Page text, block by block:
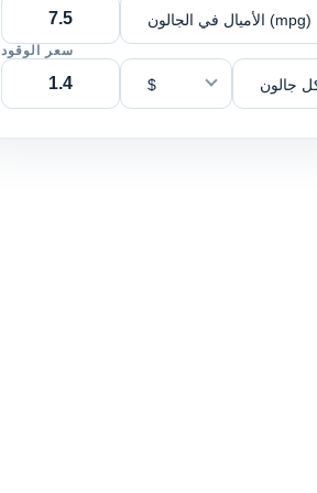
الأميال في الجالون (mpg)
سعر الوقود
$ جالون